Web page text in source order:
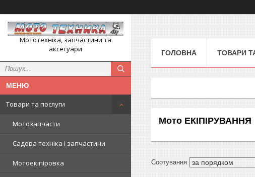
Мототехніка, запчастини та
аксесуари
Товари та послуги
Мотозапчасти
Садова техніка і запчастини
Мотоекіпіровка
ГОЛОВНА ТОВАРИ
Мото ЕКІПІРУВАННЯ